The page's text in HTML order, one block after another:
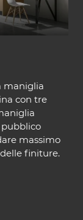
maniglia
con tre
pubblico
massimo
finiture.